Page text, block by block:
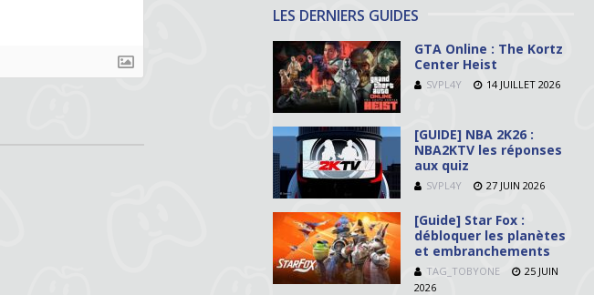
LES DERNIERS GUIDES
GTA Online : The Kortz
Center Heist
SVPL4Y 14 JUILLET 2026
[GUIDE] NBA 2K26 :
NBA2KTV les réponses
aux quiz
SVPL4Y 27 JUIN 2026
[Guide] Star Fox :
débloquer les planètes
et embranchements
TAG_TOBYONE
25 JUIN
2026